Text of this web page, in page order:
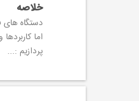
خلاصه
اما
پردازیم :...